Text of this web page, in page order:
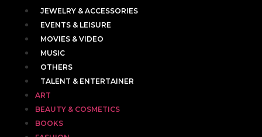
JEWELRY & ACCESSORIES
EVENTS & LEISURE
MOVIES & VIDEO
MUSIC
OTHERS
TALENT & ENTERTAINER
ART
BEAUTY & COSMETICS
BOOKS